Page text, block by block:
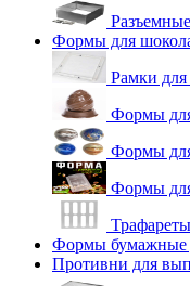
Формы для
Рамки
Формы
Формы
Формы
Трафареты
Формы бумажные
Противни для